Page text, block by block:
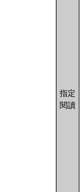
指定
閱讀